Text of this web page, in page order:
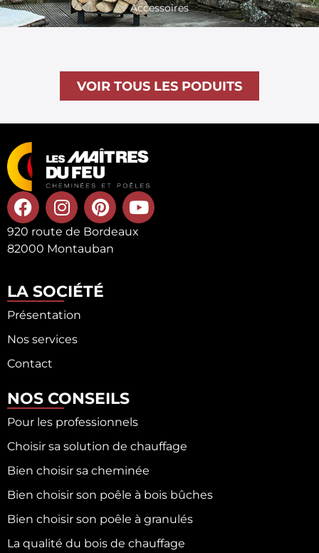
Accessoires
VOIR TOUS LES PODUITS
920 route de Bordeaux
82000 Montauban
LA SOCIÉTÉ
Présentation
Nos services
Contact
NOS CONSEILS
Pour les professionnels
Choisir sa solution de chauffage
Bien choisir sa cheminée
Bien choisir son poêle à bois bûches
Bien choisir son poêle à granulés
La qualité du bois de chauffage